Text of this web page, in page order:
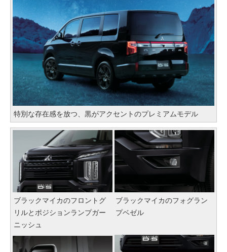
特別な存在感を放つ、黒がアクセントのプレミアムモデル
ブラックマイカのフロントグ
リルとポジションランプガー
ニッシュ
ブラックマイカのフォグラン
プベゼル